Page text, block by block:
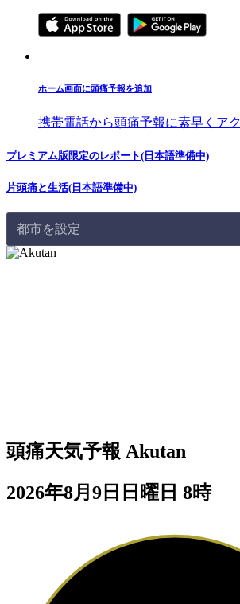
ホーム画面に頭痛予報を追加
携帯電話から頭痛予報に素早くア
プレミアム版限定のレポート(日本語準備中)
片頭痛と生活(日本語準備中)
都市を設定
頭痛天気予報 Akutan
2026年8月9日日曜日 8時